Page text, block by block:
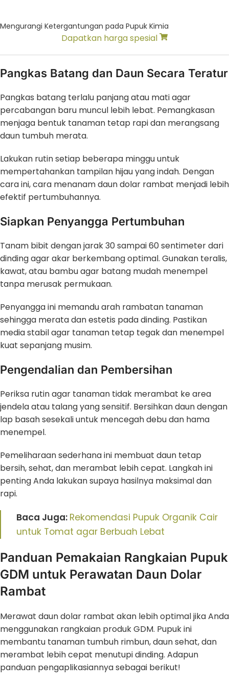
Mengurangi Ketergantungan pada Pupuk Kimia
Dapatkan harga spesial
Pangkas Batang dan Daun Secara Teratur
Pangkas batang terlalu panjang atau mati agar
percabangan baru muncul lebih lebat. Pemangkasan
menjaga bentuk tanaman tetap rapi dan merangsang
daun tumbuh merata.
Lakukan rutin setiap beberapa minggu untuk
mempertahankan tampilan hijau yang indah. Dengan
cara ini, cara menanam daun dolar rambat menjadi lebih
efektif pertumbuhannya.
Siapkan Penyangga Pertumbuhan
Tanam bibit dengan jarak 30 sampai 60 sentimeter dari
dinding agar akar berkembang optimal. Gunakan teralis,
kawat, atau bambu agar batang mudah menempel
tanpa merusak permukaan.
Penyangga ini memandu arah rambatan tanaman
sehingga merata dan estetis pada dinding. Pastikan
media stabil agar tanaman tetap tegak dan menempel
kuat sepanjang musim.
Pengendalian dan Pembersihan
Periksa rutin agar tanaman tidak merambat ke area
jendela atau talang yang sensitif. Bersihkan daun dengan
lap basah sesekali untuk mencegah debu dan hama
menempel.
Pemeliharaan sederhana ini membuat daun tetap
bersih, sehat, dan merambat lebih cepat. Langkah ini
penting Anda lakukan supaya hasilnya maksimal dan
rapi.
Baca Juga: Rekomendasi Pupuk Organik Cair
untuk Tomat agar Berbuah Lebat
Panduan Pemakaian Rangkaian Pupuk
GDM untuk Perawatan Daun Dolar
Rambat
Merawat daun dolar rambat akan lebih optimal jika Anda
menggunakan rangkaian produk GDM. Pupuk ini
membantu tanaman tumbuh rimbun, daun sehat, dan
merambat lebih cepat menutupi dinding. Adapun
panduan pengaplikasiannya sebagai berikut!